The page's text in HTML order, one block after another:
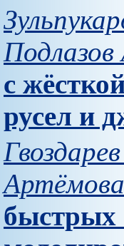
с
русел и
быстрых